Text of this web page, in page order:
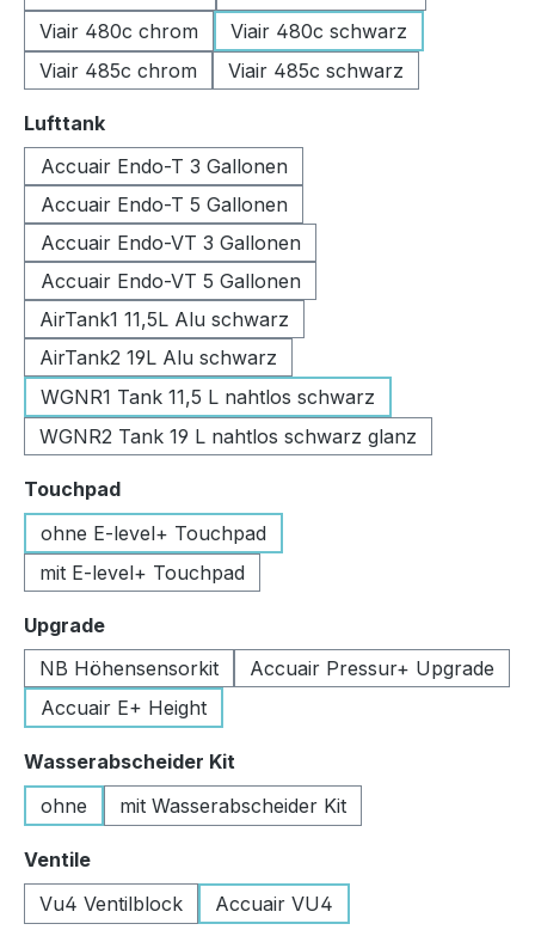
Viair 480c chrom
Viair 480c schwarz
Viair 485c chrom
Viair 485c schwarz
Lufttankauswählen
Accuair Endo-T 3 Gallonen
Accuair Endo-T 5 Gallonen
Accuair Endo-VT 3 Gallonen
Accuair Endo-VT 5 Gallonen
AirTank1 11,5L Alu schwarz
AirTank2 19L Alu schwarz
WGNR1 Tank 11,5 L nahtlos schwarz
WGNR2 Tank 19 L nahtlos schwarz glanz
Touchpadauswählen
ohne E-level+ Touchpad
mit E-level+ Touchpad
Upgradeauswählen
NB Höhensensorkit
Accuair Pressur+ Upgrade
Accuair E+ Height
Wasserabscheider Kit
ohne
mit Wasserabscheider Kit
Ventileauswählen
Vu4 Ventilblock
Accuair VU4